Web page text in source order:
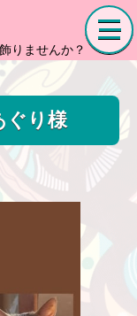
りませんか？
ぐり様